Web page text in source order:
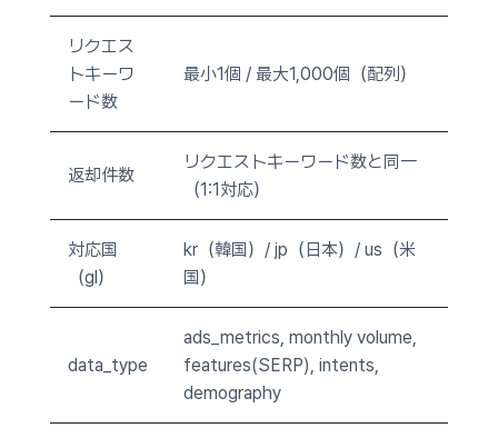
リクエス
トキーワ
ード数
最小1個 / 最大1,000個（配列）
返却件数
リクエストキーワード数と同一
（1:1対応）
対応国
（gl）
kr（韓国）/ jp（日本）/ us（米
国）
data_type
ads_metrics, monthly volume,
features(SERP), intents,
demography